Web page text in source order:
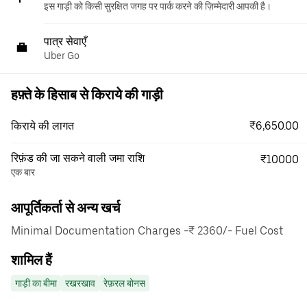
इस गाड़ी को किसी सुरक्षित जगह पर पार्क करने की ज़िम्मेदारी आपकी है।
पात्र सेवाएँ
Uber Go
हफ़्ते के हिसाब से किराये की गाड़ी
किराये की लागत ₹6,650.00
रिफ़ंड की जा सकने वाली जमा राशि
एक बार
₹10000
आपूर्तिकर्ता से अन्य खर्च
Minimal Documentation Charges -₹ 2360/- Fuel Cost
शामिल हैं
गाड़ी का बीमा रखरखाव रेफ़रल बोनस